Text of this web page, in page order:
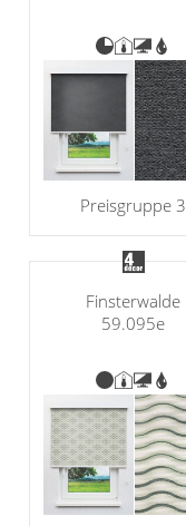
Preisgruppe 3
Finsterwalde
59.095e